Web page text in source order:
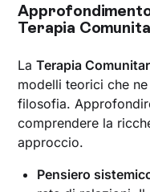
Terapia
LaTerapia
modelli teorici che
filosofia.
comprendere la
approccio.
Pensiero